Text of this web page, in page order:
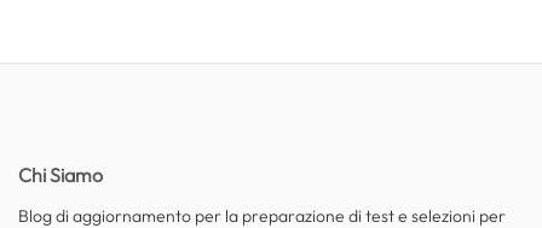
Chi Siamo
Blog di aggiornamento per la preparazione di test e selezioni per